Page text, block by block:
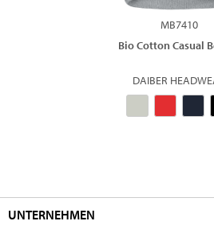
MB7410
Bio Cotton Casual
DAIBER
UNTERNEHMEN